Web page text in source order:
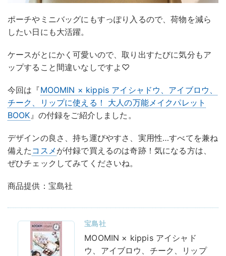
ポーチやミニバッグにもすっぽり入るので、荷物を減ら
したい日にも大活躍。
ケースがとにかく可愛いので、取り出すたびに気分もア
ップすること間違いなしですよ♡
今回は『MOOMIN × kippis アイシャドウ、アイブロウ、
チーク、リップに使える！ 大人の万能メイクパレット
BOOK』の付録をご紹介しました。
デザインの良さ、持ち運びやすさ、実用性…すべてを兼ね
備えた コスメ が付録で買えるのは奇跡！気になる方は、
ぜひチェックしてみてくださいね。
商品提供：宝島社
宝島社
MOOMIN × kippis アイシャド
ウ、アイブロウ、チーク、リップ